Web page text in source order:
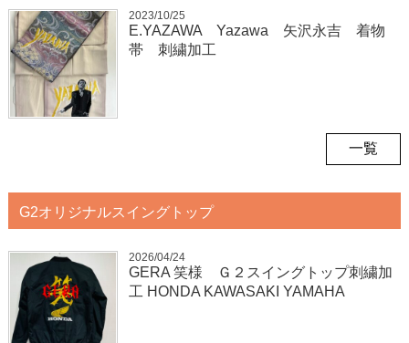
2023/10/25
E.YAZAWA Yazawa 矢沢永吉 着物
帯 刺繍加工
一覧
G2オリジナルスイングトップ
2026/04/24
GERA 笑様 Ｇ２スイングトップ刺繍加
工 HONDA KAWASAKI YAMAHA